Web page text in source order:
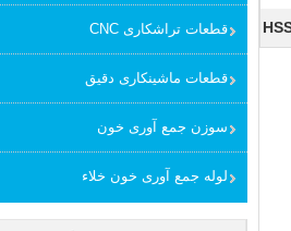
قطعات تراشکاری CNC
قطعات ماشینکاری دقیق
سوزن جمع آوری خون
لوله جمع آوری خون خلاء